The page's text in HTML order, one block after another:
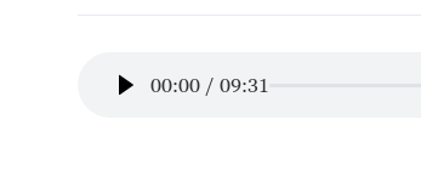
00:00 / 09:31